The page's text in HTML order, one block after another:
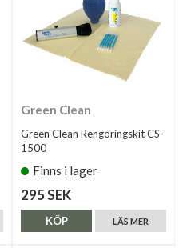
Green Clean
Green Clean Rengöringskit CS-
1500
Finns i lager
295 SEK
LÄS MER
KÖP